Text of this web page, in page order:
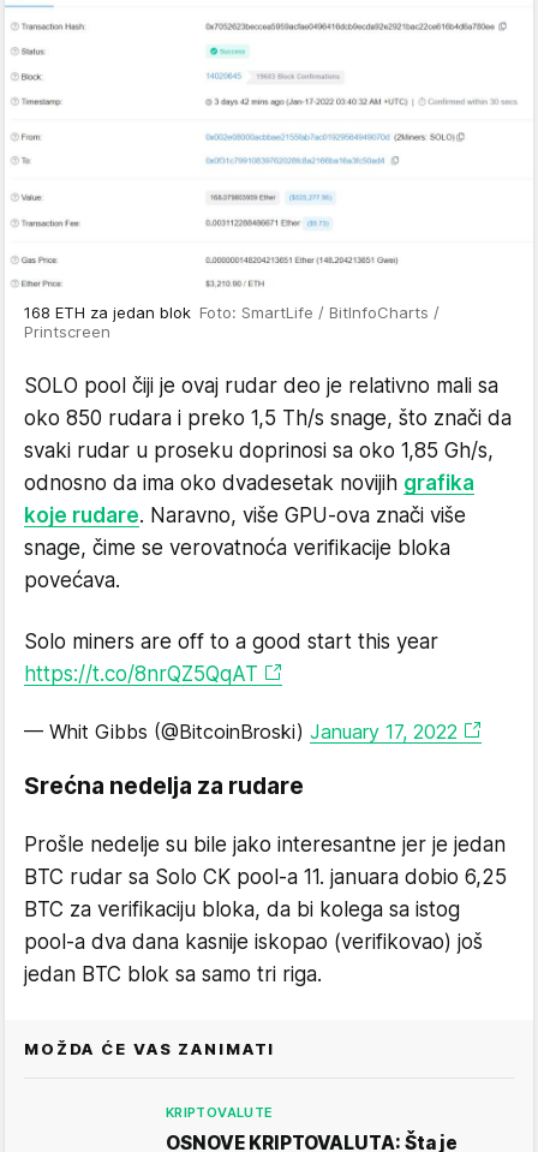
168 ETH za jedan blok Foto: SmartLife / BitInfoCharts /
Printscreen
SOLO pool čiji je ovaj rudar deo je relativno mali sa
oko 850 rudara i preko 1,5 Th/s snage, što znači da
svaki rudar u proseku doprinosi sa oko 1,85 Gh/s,
odnosno da ima oko dvadesetak novijih grafika
koje rudare. Naravno, više GPU-ova znači više
snage, čime se verovatnoća verifikacije bloka
povećava.
Solo miners are off to a good start this year
https://t.co/8nrQZ5QqAT
— Whit Gibbs (@BitcoinBroski) January 17, 2022
Srećna nedelja za rudare
Prošle nedelje su bile jako interesantne jer je jedan
BTC rudar sa Solo CK pool-a 11. januara dobio 6,25
BTC za verifikaciju bloka, da bi kolega sa istog
pool-a dva dana kasnije iskopao (verifikovao) još
jedan BTC blok sa samo tri riga.
MOŽDA ĆE VAS ZANIMATI
KRIPTOVALUTE
OSNOVE KRIPTOVALUTA: Šta je